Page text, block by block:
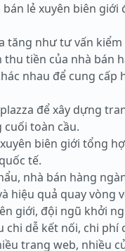
lẻ xuyên biên giới
tăng như tư vấn
tiền của nhà bán
nhau để cung cấp
để xây dựng
toàn cầu.
biên giới tổng
tế.
nhà bán hàng
hiệu quả quay vòng
giới, đội ngũ khởi
dễ kết nối, chi phí
trang web, nhiều